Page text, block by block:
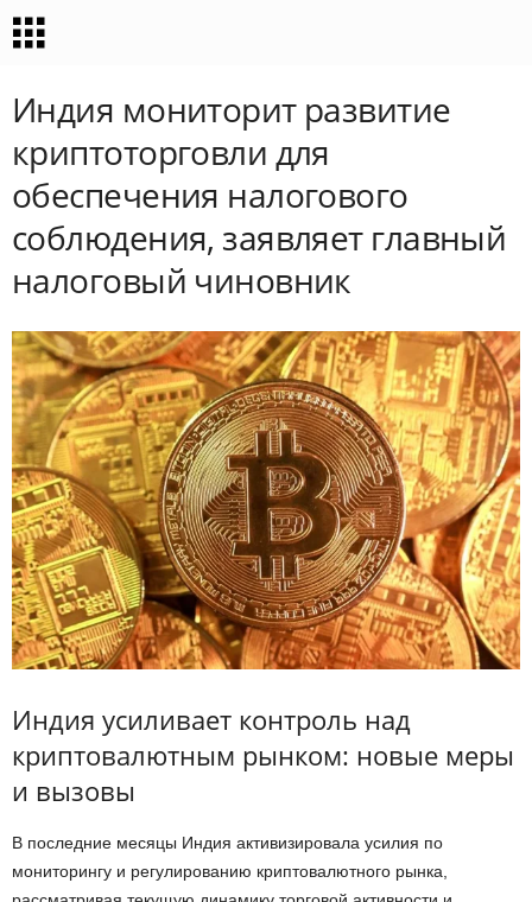
Индия мониторит развитие
криптоторговли для
обеспечения налогового
соблюдения, заявляет главный
налоговый чиновник
Индия усиливает контроль над
криптовалютным рынком: новые меры
и вызовы
В последние месяцы Индия активизировала усилия по
мониторингу и регулированию криптовалютного рынка,